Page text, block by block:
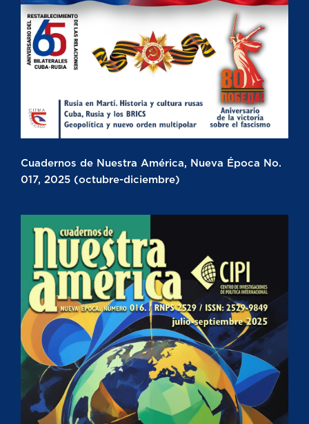
Cuadernos de Nuestra América, Nueva Época No.
017, 2025 (octubre-diciembre)